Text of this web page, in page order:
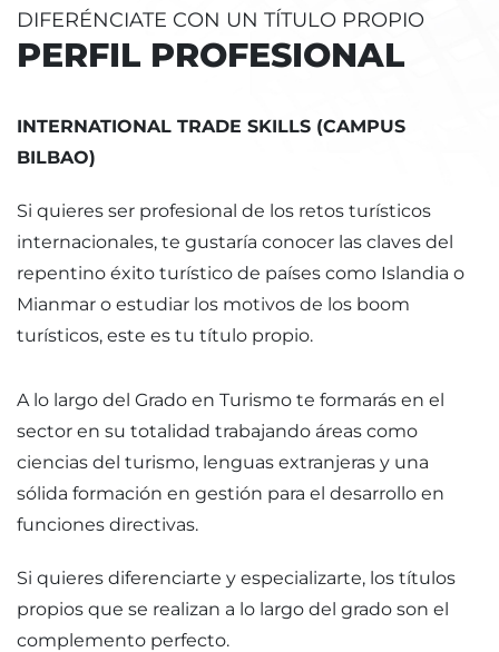
DIFERÉNCIATE CON UN TÍTULO PROPIO
PERFIL PROFESIONAL
INTERNATIONAL TRADE SKILLS (CAMPUS
BILBAO)
Si quieres ser profesional de los retos turísticos
internacionales, te gustaría conocer las claves del
repentino éxito turístico de países como Islandia o
Mianmar o estudiar los motivos de los boom
turísticos, este es tu título propio.
A lo largo del Grado en Turismo te formarás en el
sector en su totalidad trabajando áreas como
ciencias del turismo, lenguas extranjeras y una
sólida formación en gestión para el desarrollo en
funciones directivas.
Si quieres diferenciarte y especializarte, los títulos
propios que se realizan a lo largo del grado son el
complemento perfecto.